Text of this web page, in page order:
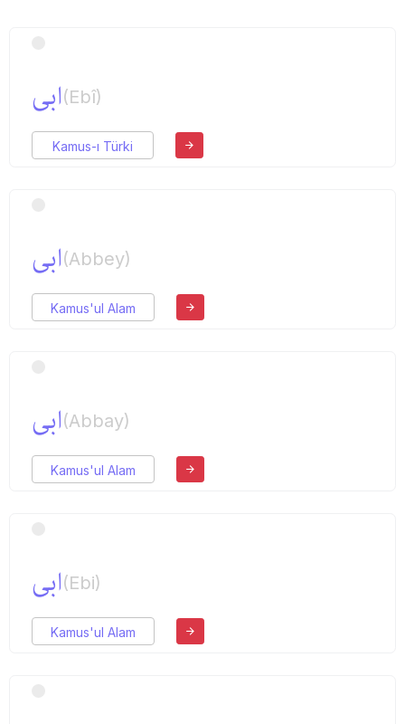
ابی(Ebî)
Kamus-ı Türki
ابی(Abbey)
Kamus'ul Alam
ابی(Abbay)
Kamus'ul Alam
ابی(Ebi)
Kamus'ul Alam